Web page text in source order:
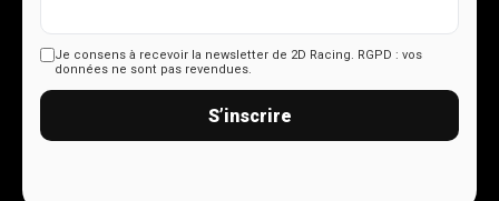
Je consens à recevoir la newsletter de 2D Racing. RGPD : vos
données ne sont pas revendues.
S’inscrire